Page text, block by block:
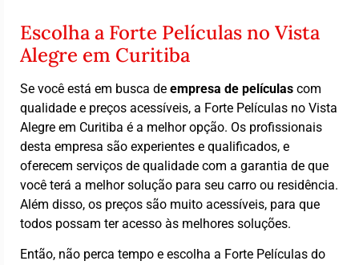
Escolha a Forte Películas no Vista
Alegre em Curitiba
Se você está em busca de empresa de películas com
qualidade e preços acessíveis, a Forte Películas no Vista
Alegre em Curitiba é a melhor opção. Os profissionais
desta empresa são experientes e qualificados, e
oferecem serviços de qualidade com a garantia de que
você terá a melhor solução para seu carro ou residência.
Além disso, os preços são muito acessíveis, para que
todos possam ter acesso às melhores soluções.
Então, não perca tempo e escolha a Forte Películas do